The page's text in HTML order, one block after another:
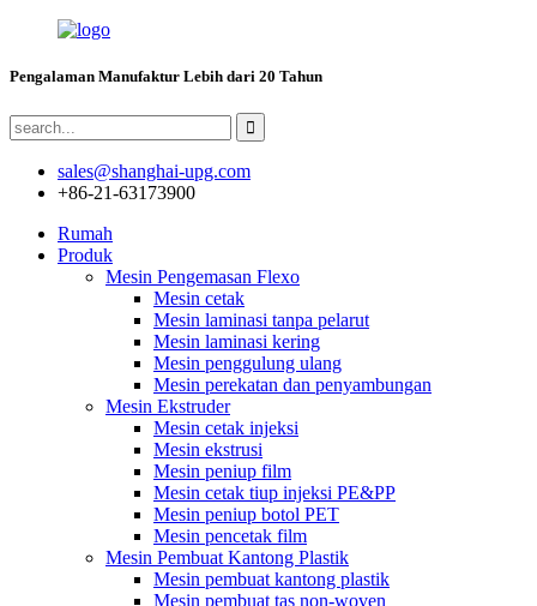
Pengalaman Manufaktur Lebih dari 20 Tahun
sales@shanghai-upg.com
+86-21-63173900
Rumah
Produk
Mesin Pengemasan Flexo
Mesin cetak
Mesin laminasi tanpa pelarut
Mesin laminasi kering
Mesin penggulung ulang
Mesin perekatan dan penyambungan
Mesin Ekstruder
Mesin cetak injeksi
Mesin ekstrusi
Mesin peniup film
Mesin cetak tiup injeksi PE&PP
Mesin peniup botol PET
Mesin pencetak film
Mesin Pembuat Kantong Plastik
Mesin pembuat kantong plastik
Mesin pembuat tas non-woven